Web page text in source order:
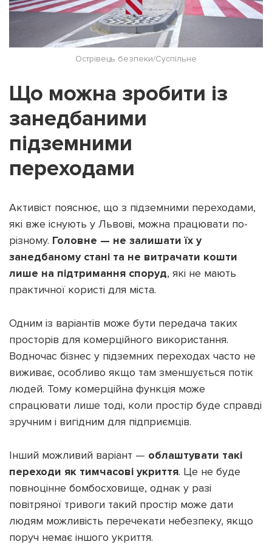
Острівець безпеки/Суспільне
Що можна зробити із
занедбаними
підземними
переходами
Активіст пояснює, що з підземними переходами,
які вже існують у Львові, можна працювати по-
різному. Головне — не залишати їх у
занедбаному стані та не витрачати кошти
лише на підтримання споруд, які не мають
практичної користі для міста.
Одним із варіантів може бути передача таких
просторів для комерційного використання.
Водночас бізнес у підземних переходах часто не
виживає, особливо якщо там зменшується потік
людей. Тому комерційна функція може
спрацювати лише тоді, коли простір буде справді
зручним і вигідним для підприємців.
Інший можливий варіант — облаштувати такі
переходи як тимчасові укриття. Це не буде
повноцінне бомбосховище, однак у разі
повітряної тривоги такий простір може дати
людям можливість перечекати небезпеку, якщо
поруч немає іншого укриття.